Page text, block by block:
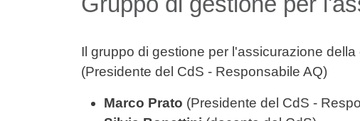
Il gruppo di gestione per l'assicurazione
(Presidente del CdS - Responsabile AQ)
Marco Prato (Presidente del CdS -